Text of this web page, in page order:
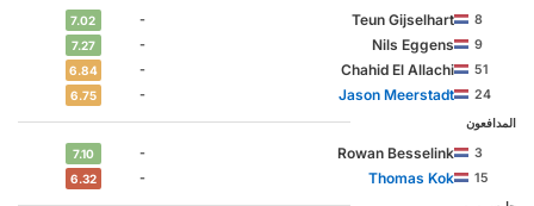
8
Teun Gijselhart
-
7.02
9
Nils Eggens
-
7.27
51
Chahid El Allachi
-
6.84
24
Jason Meerstadt
-
6.75
المدافعون
3
Rowan Besselink
-
7.10
15
Thomas Kok
-
6.32